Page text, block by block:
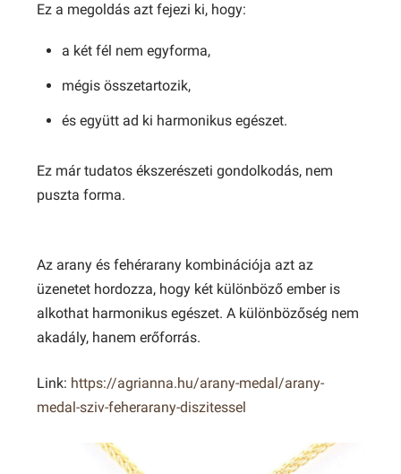
Ez a megoldás azt fejezi ki, hogy:
a két fél nem egyforma,
mégis összetartozik,
és együtt ad ki harmonikus egészet.
Ez már tudatos ékszerészeti gondolkodás, nem
puszta forma.
Az arany és fehérarany kombinációja azt az
üzenetet hordozza, hogy két különböző ember is
alkothat harmonikus egészet. A különbözőség nem
akadály, hanem erőforrás.
Link: https://agrianna.hu/arany-medal/arany-
medal-sziv-feherarany-diszitessel